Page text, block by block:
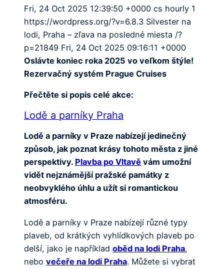
Fri, 24 Oct 2025 12:39:50 +0000 cs hourly 1
https://wordpress.org/?v=6.8.3 Silvester na
lodi, Praha – zľava na posledné miesta /?
p=21849 Fri, 24 Oct 2025 09:16:11 +0000
Oslávte koniec roka 2025 vo veľkom štýle!
Rezervačný systém Prague Cruises
Přečtěte si popis celé akce:
Lodě a parníky Praha
Lodě a parníky v Praze nabízejí jedinečný
způsob, jak poznat krásy tohoto města z jiné
perspektivy. Plavba po Vltavě vám umožní
vidět nejznámější pražské památky z
neobvyklého úhlu a užít si romantickou
atmosféru.
Lodě a parníky v Praze nabízejí různé typy
plaveb, od krátkých vyhlídkových plaveb po
delší, jako je například oběd na lodi Praha,
nebo večeře na lodi Praha. Můžete si vybrat